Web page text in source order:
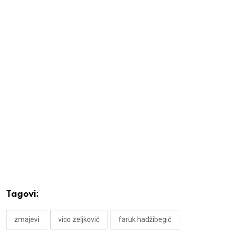
Tagovi:
zmajevi vico zeljković faruk hadžibegić